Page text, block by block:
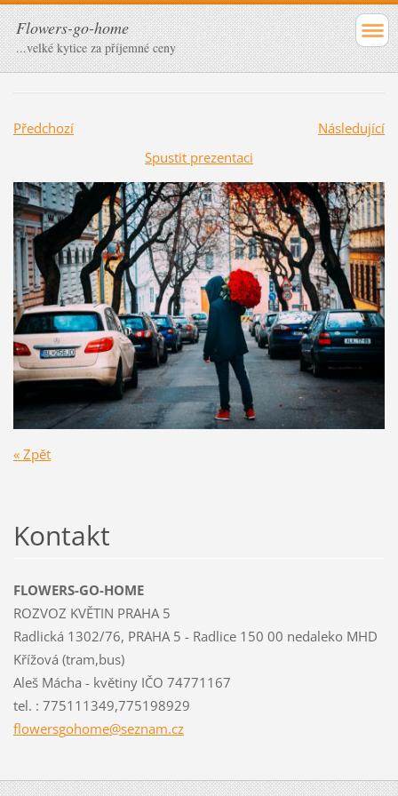
Flowers-go-home
...velké kytice za příjemné ceny
Předchozí
Následující
Spustit prezentaci
« Zpět
Kontakt
FLOWERS-GO-HOME
ROZVOZ KVĚTIN PRAHA 5
Radlická 1302/76, PRAHA 5 - Radlice 150 00 nedaleko MHD
Křížová (tram,bus)
Aleš Mácha - květiny IČO 74771167
tel. : 775111349,775198929
flowersgohome@seznam.cz